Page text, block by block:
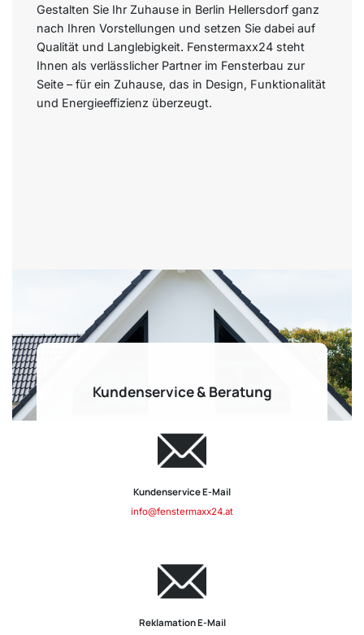
Gestalten Sie Ihr Zuhause in Berlin Hellersdorf ganz
nach Ihren Vorstellungen und setzen Sie dabei auf
Qualität und Langlebigkeit. Fenstermaxx24 steht
Ihnen als verlässlicher Partner im Fensterbau zur
Seite – für ein Zuhause, das in Design, Funktionalität
und Energieeffizienz überzeugt.
Kundenservice & Beratung
Kundenservice E-Mail
info@fenstermaxx24.at
Reklamation E-Mail